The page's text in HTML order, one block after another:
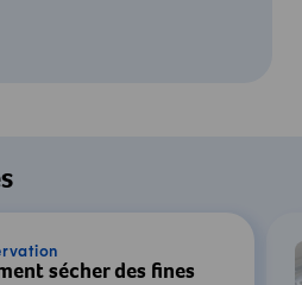
traitement des données
requis. Pour plus de
sécher des fines